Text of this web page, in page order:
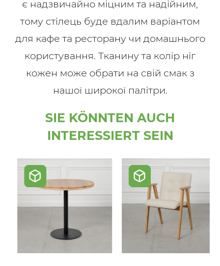
є надзвичайно міцним та надійним,
тому стілець буде вдалим варіантом
для кафе та ресторану чи домашнього
користування. Тканину та колір ніг
кожен може обрати на свій смак з
нашої широкої палітри.
SIE KÖNNTEN AUCH
INTERESSIERT SEIN